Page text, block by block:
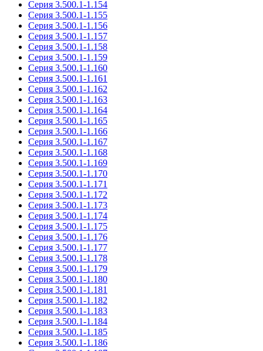
Серия 3.500.1-1.154
Серия 3.500.1-1.155
Серия 3.500.1-1.156
Серия 3.500.1-1.157
Серия 3.500.1-1.158
Серия 3.500.1-1.159
Серия 3.500.1-1.160
Серия 3.500.1-1.161
Серия 3.500.1-1.162
Серия 3.500.1-1.163
Серия 3.500.1-1.164
Серия 3.500.1-1.165
Серия 3.500.1-1.166
Серия 3.500.1-1.167
Серия 3.500.1-1.168
Серия 3.500.1-1.169
Серия 3.500.1-1.170
Серия 3.500.1-1.171
Серия 3.500.1-1.172
Серия 3.500.1-1.173
Серия 3.500.1-1.174
Серия 3.500.1-1.175
Серия 3.500.1-1.176
Серия 3.500.1-1.177
Серия 3.500.1-1.178
Серия 3.500.1-1.179
Серия 3.500.1-1.180
Серия 3.500.1-1.181
Серия 3.500.1-1.182
Серия 3.500.1-1.183
Серия 3.500.1-1.184
Серия 3.500.1-1.185
Серия 3.500.1-1.186